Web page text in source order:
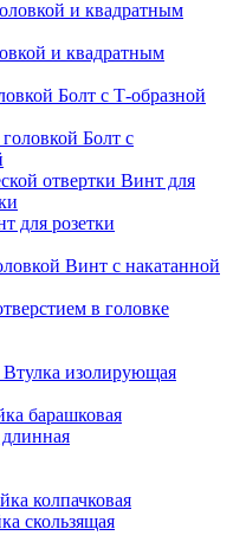
и квадратным
Болт с Т-образной
Болт с
Винт для
для розетки
Винт с накатанной
в головке
Втулка изолирующая
барашковая
колпачковая
скользящая